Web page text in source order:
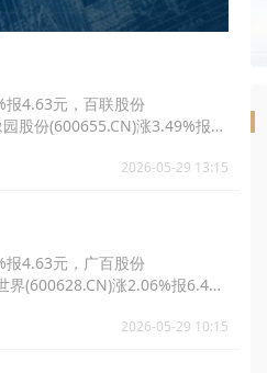
报4.63元，百联股份
股份(600655.CN)涨3.49%报
2026-05-29 13:15
报4.63元，广百股份
界(600628.CN)涨2.06%报6.43
2026-05-29 10:15